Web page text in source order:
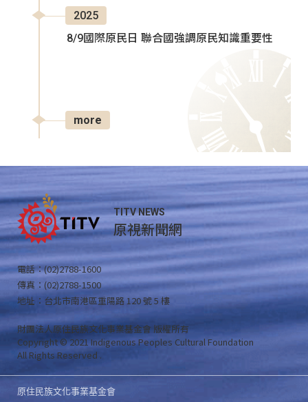
2025
8/9國際原民日 聯合國強調原民知識重要性
more
TITV NEWS
原視新聞網
電話：(02)2788-1600
傳真：(02)2788-1500
地址：台北市南港區重陽路 120 號 5 樓
財團法人原住民族文化事業基金會 版權所有
Copyright © 2021 Indigenous Peoples Cultural Foundation
All Rights Reserved .
原住民族文化事業基金會